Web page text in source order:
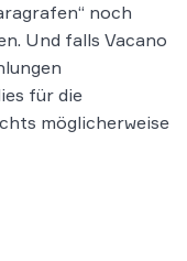
noch
Und falls Vacano
für die
möglicherweise